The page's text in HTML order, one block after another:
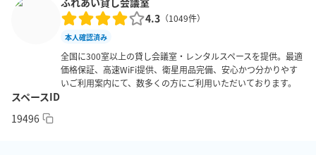
・プロジェクターには、HDMIケーブルが付属します。
・アルコール類を除き飲食可能です。必ずごみをお持ち帰りいた
だくようお願いいたします。
・完全個室ですので、隣の部屋の声が聞こえたり、小声で話さな
いといけないといった制約はありません。
【ご注意事項】
4.3 （1049件）
本人確認済み
全国に300室以上の貸し会議室・レンタルスペースを提供。最適
価格保証、高速WiFi提供、衛星用品完備、安心かつ分かりやす
いご利用案内にて、数多くの方にご利用いただいております。
スペースID
19496